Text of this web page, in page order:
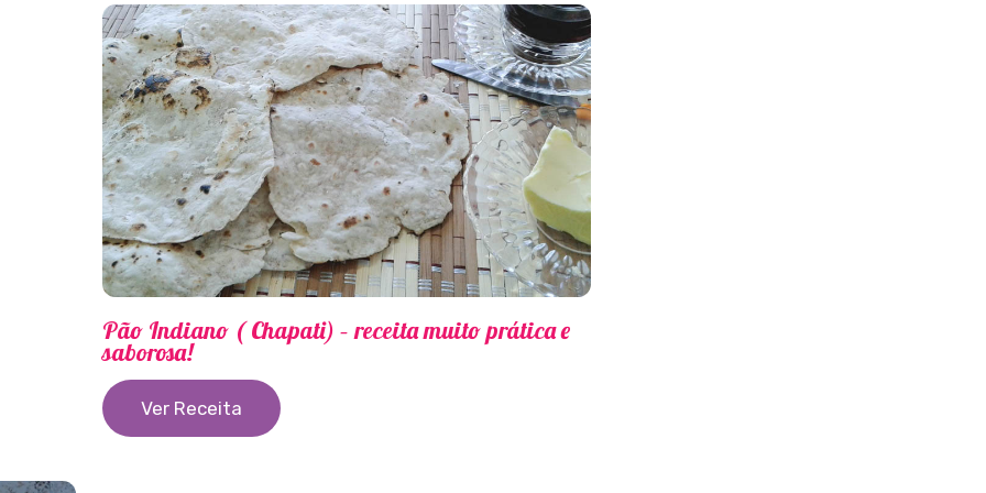
Pão Indiano ( Chapati) – receita muito prática e
saborosa!
Ver Receita